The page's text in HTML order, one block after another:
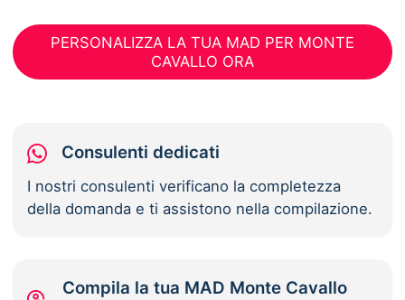
PERSONALIZZA LA TUA MAD PER MONTE
CAVALLO ORA
Consulenti dedicati
I nostri consulenti verificano la completezza
della domanda e ti assistono nella compilazione.
Compila la tua MAD Monte Cavallo